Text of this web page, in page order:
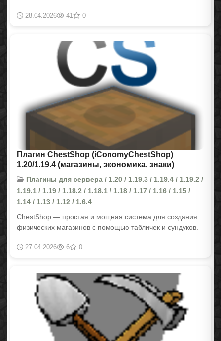
28.04.2026 41 0
Плагин ChestShop (iConomyChestShop)
1.20/1.19.4 (магазины, экономика, знаки)
Плагины для сервера / 1.20 / 1.19.3 / 1.19.4 / 1.19.2 /
1.19.1 / 1.19 / 1.18.2 / 1.18.1 / 1.18 / 1.17 / 1.16 / 1.15 /
1.14 / 1.13 / 1.12 / 1.6.4
ChestShop — простая и мощная система для создания
физических магазинов с помощью табличек и сундуков.
27.04.2026 6 0